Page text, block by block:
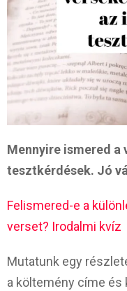
Mennyire ismered a
tesztkérdések. Jó
Felismered-e a
verset? Irodalmi kvíz
Mutatunk egy
a költemény címe és